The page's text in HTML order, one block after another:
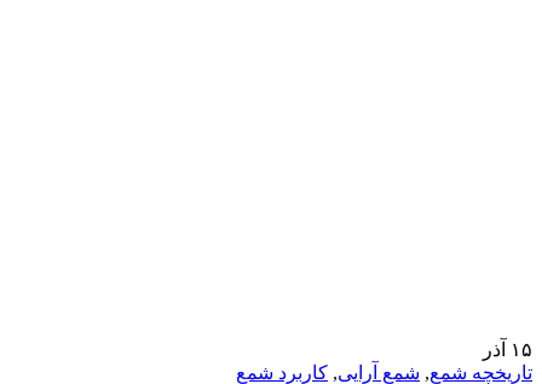
۱۵ آذر
تاریخچه شمع, شمع آرایی, کاربرد شمع